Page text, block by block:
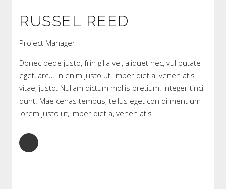
RUSSEL REED
Project Manager
Donec pede justo, frin gilla vel, aliquet nec, vul putate
eget, arcu. In enim justo ut, imper diet a, venen atis
vitae, justo. Nullam dictum mollis pretium. Integer tinci
dunt. Mae cenas tempus, tellus eget con di ment um
lorem justo ut, imper diet a, venen atis.